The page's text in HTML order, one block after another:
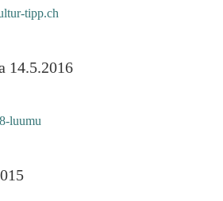
tipp.ch
14.5.2016
luumu